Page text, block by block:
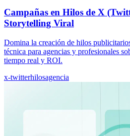
Campañas en Hilos de X
Storytelling Viral
Domina la creación de hilos
técnica para agencias y profesionales
tiempo real y ROI.
x-twitterhilosagencia